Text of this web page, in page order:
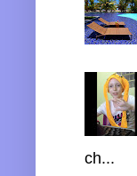
ch...